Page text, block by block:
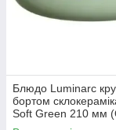
Блюдо Luminarc
бортом
Soft Green 210 мм